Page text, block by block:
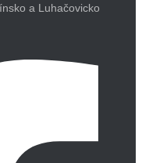
a Luhačovicko